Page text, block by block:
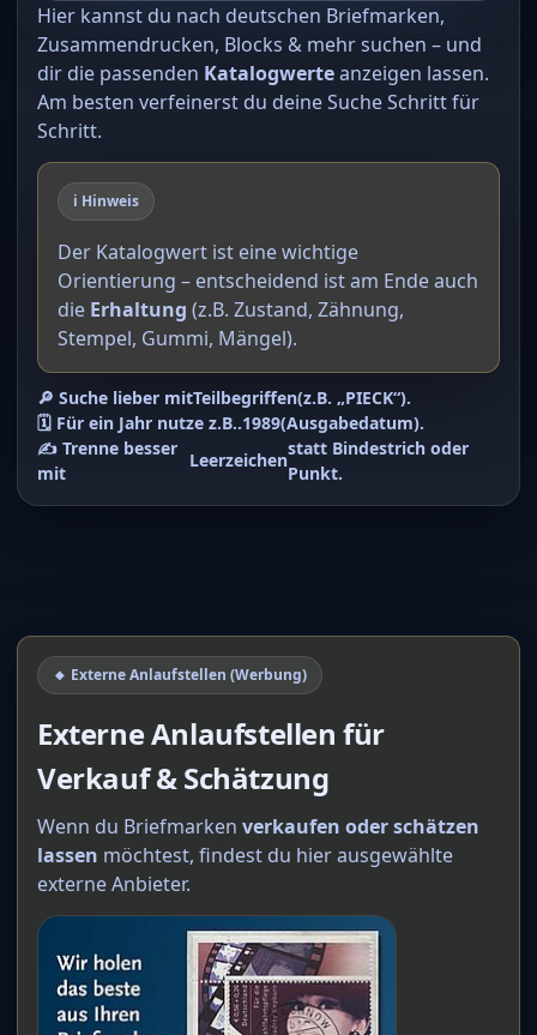
Hier kannst du nach deutschen Briefmarken,
Zusammendrucken, Blocks & mehr suchen – und
dir die passenden Katalogwerteanzeigen lassen.
Am besten verfeinerst du deine Suche Schritt für
Schritt.
ℹ️ Hinweis
Der Katalogwert ist eine wichtige
Orientierung – entscheidend ist am Ende auch
die Erhaltung (z.B. Zustand, Zähnung,
Stempel, Gummi, Mängel).
🔎 Suche lieber mitTeilbegriffen(z.B. „PIECK“).
🗓️ Für ein Jahr nutze z.B..1989(Ausgabedatum).
✍️ Trenne besser
mit
Leerzeichen
statt Bindestrich oder
Punkt.
🔸 Externe Anlaufstellen (Werbung)
Externe Anlaufstellen für
Verkauf & Schätzung
Wenn du Briefmarken verkaufen oder schätzen
lassen möchtest, findest du hier ausgewählte
externe Anbieter.